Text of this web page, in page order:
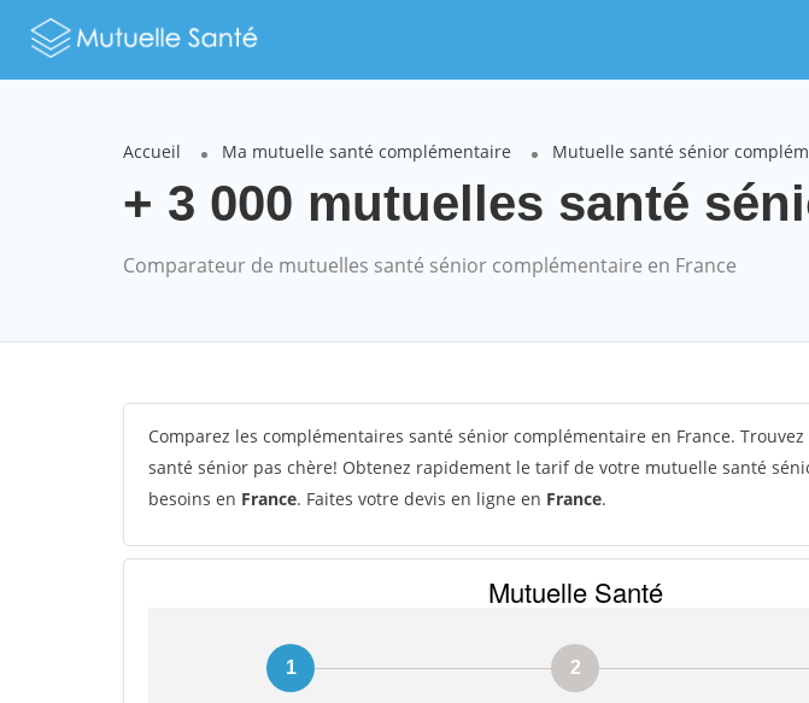
Accueil Ma mutuelle santé complémentaire Mutuelle santé sénior
+ 3 000 mutuelles santé
Comparateur de mutuelles santé sénior complémentaire en France
Comparez les complémentaires santé sénior complémentaire en France.
santé sénior pas chère! Obtenez rapidement le tarif de votre mutuelle santé
besoins en France. Faites votre devis en ligne en France.